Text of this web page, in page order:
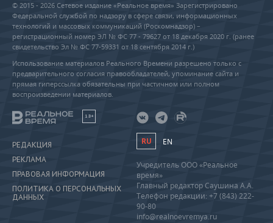
© 2015 - 2026 Сетевое издание «Реальное время» Зарегистрировано
Федеральной службой по надзору в сфере связи, информационных
технологий и массовых коммуникаций (Роскомнадзор) –
регистрационный номер ЭЛ № ФС 77 - 79627 от 18 декабря 2020 г. (ранее
свидетельство Эл № ФС 77-59331 от 18 сентября 2014 г.)
Использование материалов Реального Времени разрешено только с
предварительного согласия правообладателей, упоминание сайта и
прямая гиперссылка обязательны при частичном или полном
воспроизведении материалов.
18+
РЕДАКЦИЯ
РЕКЛАМА
ПРАВОВАЯ ИНФОРМАЦИЯ
ПОЛИТИКА О ПЕРСОНАЛЬНЫХ
ДАННЫХ
RU EN
Учредитель ООО «Реальное
время»
Главный редактор Саушина А.А.
Телефон редакции: +7 (843) 222-
90-80
info@realnoevremya.ru